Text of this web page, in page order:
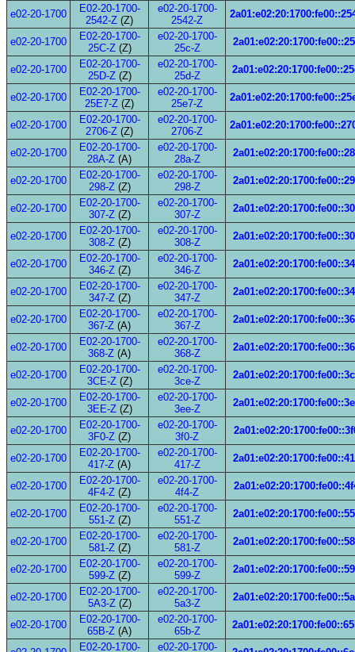
e02-20-1700
E02-20-1700-
2542-Z (Z)
e02-20-1700-
2542-Z
e02-20-1700
E02-20-1700-
25C-Z(Z)
e02-20-1700-
25c-Z
e02-20-1700
E02-20-1700-
25D-Z(Z)
e02-20-1700-
25d-Z
e02-20-1700
E02-20-1700-
25E7-Z (Z)
e02-20-1700-
25e7-Z
e02-20-1700
E02-20-1700-
2706-Z (Z)
e02-20-1700-
2706-Z
e02-20-1700
E02-20-1700-
28A-Z (A)
e02-20-1700-
28a-Z
e02-20-1700
E02-20-1700-
298-Z(Z)
e02-20-1700-
298-Z
e02-20-1700
E02-20-1700-
307-Z(Z)
e02-20-1700-
307-Z
e02-20-1700
E02-20-1700-
308-Z(Z)
e02-20-1700-
308-Z
e02-20-1700
E02-20-1700-
346-Z(Z)
e02-20-1700-
346-Z
e02-20-1700
E02-20-1700-
347-Z(Z)
e02-20-1700-
347-Z
e02-20-1700
E02-20-1700-
367-Z (A)
e02-20-1700-
367-Z
e02-20-1700
E02-20-1700-
368-Z (A)
e02-20-1700-
368-Z
e02-20-1700
E02-20-1700-
3CE-Z(Z)
e02-20-1700-
3ce-Z
e02-20-1700
E02-20-1700-
3EE-Z(Z)
e02-20-1700-
3ee-Z
e02-20-1700
E02-20-1700-
3F0-Z (Z)
e02-20-1700-
3f0-Z
e02-20-1700
E02-20-1700-
417-Z (A)
e02-20-1700-
417-Z
e02-20-1700
E02-20-1700-
4F4-Z (Z)
e02-20-1700-
4f4-Z
e02-20-1700
E02-20-1700-
551-Z(Z)
e02-20-1700-
551-Z
e02-20-1700
E02-20-1700-
581-Z(Z)
e02-20-1700-
581-Z
e02-20-1700
E02-20-1700-
599-Z(Z)
e02-20-1700-
599-Z
e02-20-1700
E02-20-1700-
5A3-Z(Z)
e02-20-1700-
5a3-Z
e02-20-1700
E02-20-1700-
65B-Z (A)
e02-20-1700-
65b-Z
E02-20-1700-
e02-20-1700-